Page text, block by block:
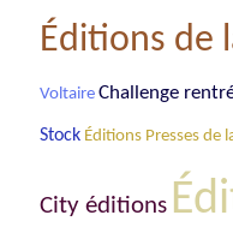
Éditions de
Voltaire Challenge
Stock Éditions Presses de
City éditions